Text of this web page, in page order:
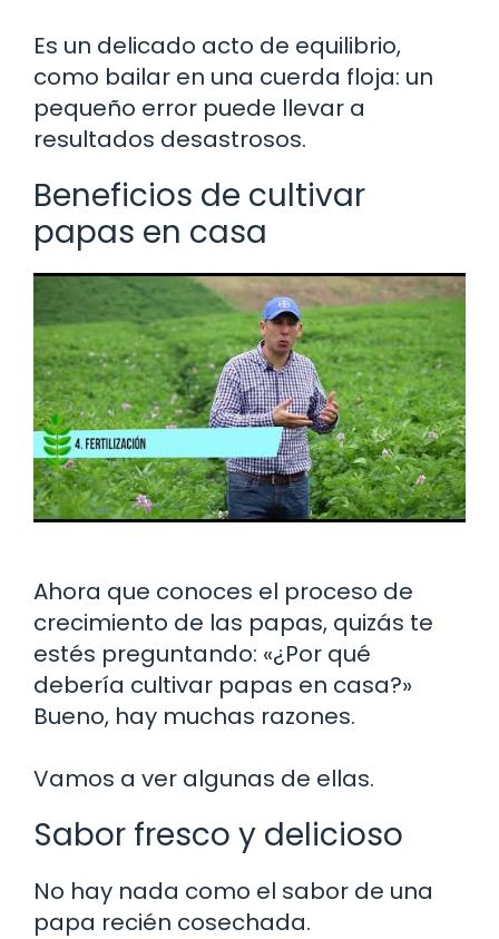
Es un delicado acto de equilibrio,
como bailar en una cuerda floja: un
pequeño error puede llevar a
resultados desastrosos.
Beneficios de cultivar
papas en casa
Ahora que conoces el proceso de
crecimiento de las papas, quizás te
estés preguntando: «¿Por qué
debería cultivar papas en casa?»
Bueno, hay muchas razones.
Vamos a ver algunas de ellas.
Sabor fresco y delicioso
No hay nada como el sabor de una
papa recién cosechada.